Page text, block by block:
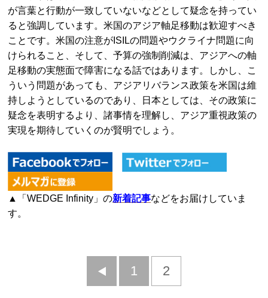
が言葉と行動が一致していないなどとして疑念を持ってい
ると強調しています。米国のアジア軸足移動は歓迎すべき
ことです。米国の注意がISILの問題やウクライナ問題に向
けられること、そして、予算の強制削減は、アジアへの軸
足移動の実態面で障害になる話ではあります。しかし、こ
ういう問題があっても、アジアリバランス政策を米国は維
持しようとしているのであり、日本としては、その政策に
疑念を表明するより、諸事情を理解し、アジア重視政策の
実現を期待していくのが賢明でしょう。
▲「WEDGE Infinity」の新着記事などをお届けしていま
す。
前
1 2